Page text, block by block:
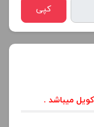
کپی
میباشد .